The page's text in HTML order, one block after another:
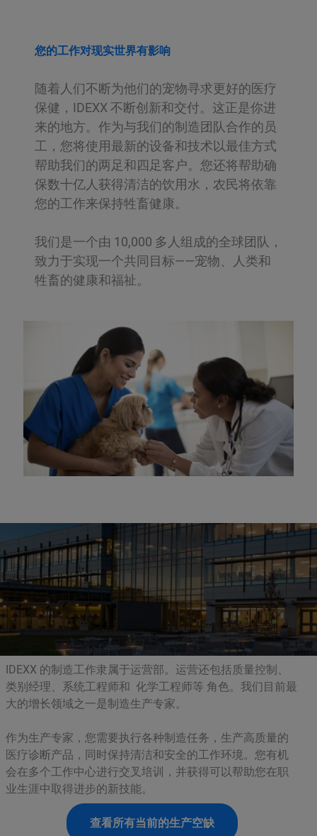
您的工作对现实世界有影响
随着人们不断为他们的宠物寻求更好的医疗
保健，IDEXX 不断创新和交付。这正是你进
来的地方。作为与我们的制造团队合作的员
工，您将使用最新的设备和技术以最佳方式
帮助我们的两足和四足客户。您还将帮助确
保数十亿人获得清洁的饮用水，农民将依靠
您的工作来保持牲畜健康。
我们是一个由 10,000 多人组成的全球团队，
致力于实现一个共同目标——宠物、人类和
牲畜的健康和福祉。
IDEXX 的制造工作隶属于运营部。运营还包括质量控制、
类别经理、系统工程师和 化学工程师等 角色。我们目前最
大的增长领域之一是制造生产专家。
作为生产专家，您需要执行各种制造任务，生产高质量的
医疗诊断产品，同时保持清洁和安全的工作环境。您有机
会在多个工作中心进行交叉培训，并获得可以帮助您在职
业生涯中取得进步的新技能。
查看所有当前的生产空缺